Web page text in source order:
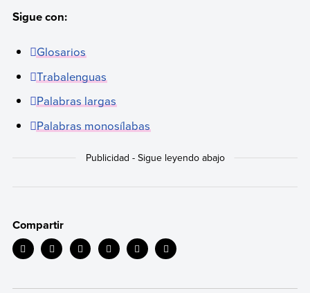
Sigue con:
Glosarios
Trabalenguas
Palabras largas
Palabras monosílabas
Compartir